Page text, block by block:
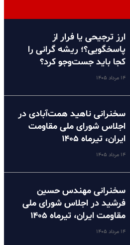
ارز ترجیحی یا فرار از
پاسخگویی؟؛ ریشه گرانی را
کجا باید جست‌وجو کرد؟
۱۴ مرداد ۱۴۰۵
سخنرانی ناهید همت‌آبادی در
اجلاس شورای ملی مقاومت
ایران، تیرماه ۱۴۰۵
۱۴ مرداد ۱۴۰۵
سخنرانی مهندس حسین
فرشید در اجلاس شورای ملی
مقاومت ایران، تیرماه ۱۴۰۵
۱۴ مرداد ۱۴۰۵